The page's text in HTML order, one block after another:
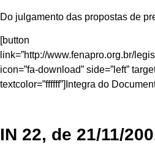
Do julgamento das propostas de
[button
link=”http://www.fenapro.org.br/
icon=”fa-download” side=”left”
textcolor=”ffffff”]Integra do
IN 22, de 21/11/